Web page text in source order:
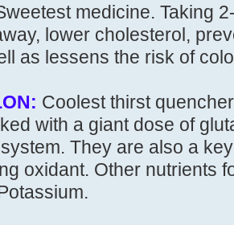
medicine. Taking
lower cholesterol,
as lessens the risk of
Coolest thirst
with a giant dose of
They are also a
oxidant. Other nutrients